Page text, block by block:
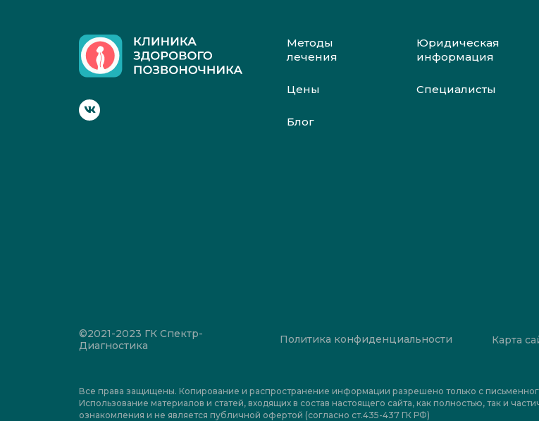
Методы
лечения
Цены
Блог
Юридическая
информация
Специалисты
©2021-2023 ГК Спектр-
Диагностика
Политика конфиденциальности Карта
Все права защищены. Копирование и распространение информации разрешено только с
Использование материалов и статей, входящих в состав настоящего сайта, как полностью, так и
ознакомления и не является публичной офертой (согласно ст.435-437 ГК РФ)